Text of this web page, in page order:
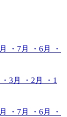
・7月 ・6月
・
・3月 ・2月
・1
・7月 ・6月
・